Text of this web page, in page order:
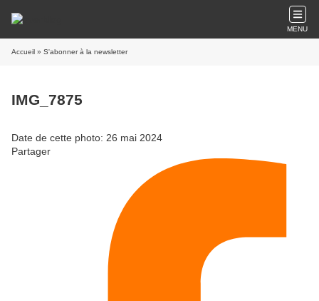
MENU
Accueil » S'abonner à la newsletter
IMG_7875
Date de cette photo: 26 mai 2024
Partager